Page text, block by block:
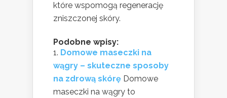
które wspomogą regenerację
zniszczonej skóry.
Podobne wpisy:
Domowe maseczki na
wągry – skuteczne sposoby
na zdrową skórę Domowe
maseczki na wągry to